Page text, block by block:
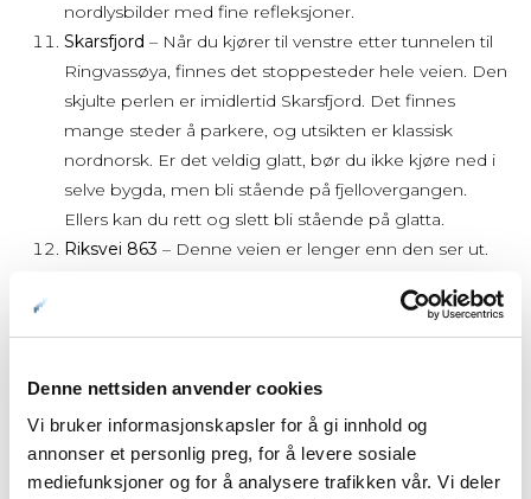
Denne nettsiden anvender cookies
Vi bruker informasjonskapsler for å gi innhold og
annonser et personlig preg, for å levere sosiale
mediefunksjoner og for å analysere trafikken vår. Vi deler
nordlysbilder med fine refleksjoner.
Skarsfjord – Når du kjører til venstre etter tunnelen til
Ringvassøya, finnes det stoppesteder hele veien. Den
skjulte perlen er imidlertid Skarsfjord. Det finnes
mange steder å parkere, og utsikten er klassisk
nordnorsk. Er det veldig glatt, bør du ikke kjøre ned i
selve bygda, men bli stående på fjellovergangen.
Ellers kan du rett og slett bli stående på glatta.
Riksvei 863 – Denne veien er lenger enn den ser ut.
å følge med på himmelen mens du arbeider deg
utover fra byen.
den lille bygda Dåfjord, er det en avkjøring på venstre
side langs hovedveien. Herfra er det vid utsikt.
Skogsfjordvatnet er Norges største innsjø på en øy,
men det er ikke lett å se at det faktisk er et vatn og